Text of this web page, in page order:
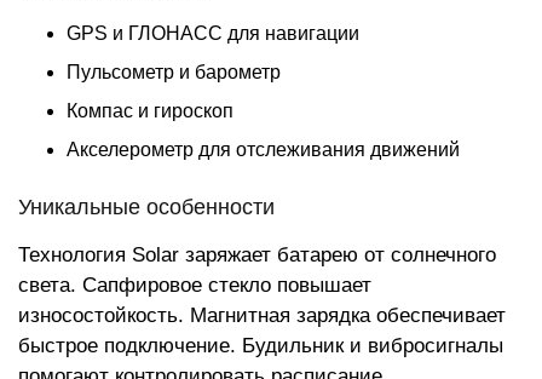
GPS и ГЛОНАСС для навигации
Пульсометр и барометр
Компас и гироскоп
Акселерометр для отслеживания движений
Уникальные особенности
Технология Solar заряжает батарею от солнечного
света. Сапфировое стекло повышает
износостойкость. Магнитная зарядка обеспечивает
быстрое подключение. Будильник и вибросигналы